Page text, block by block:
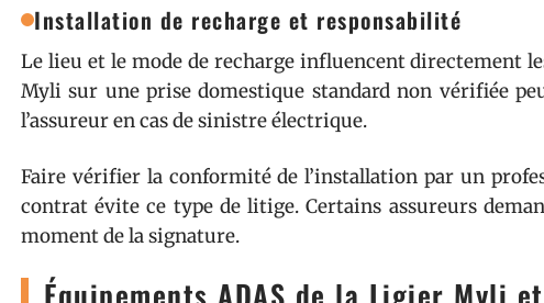
Installation de recharge et responsabilité
Le lieu et le mode de recharge influencent directement
Myli sur une prise domestique standard non vérifiée
l’assureur en cas de sinistre électrique.
Faire vérifier la conformité de l’installation par un
contrat évite ce type de litige. Certains assureurs
moment de la signature.